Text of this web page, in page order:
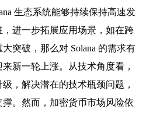
生态系统能够持续保持高速发
进一步拓展应用场景，如在跨
突破，那么对 Solana 的需求有
新一轮上涨。从技术角度看，
，解决潜在的技术瓶颈问题，
。然而，加密货币市场风险依